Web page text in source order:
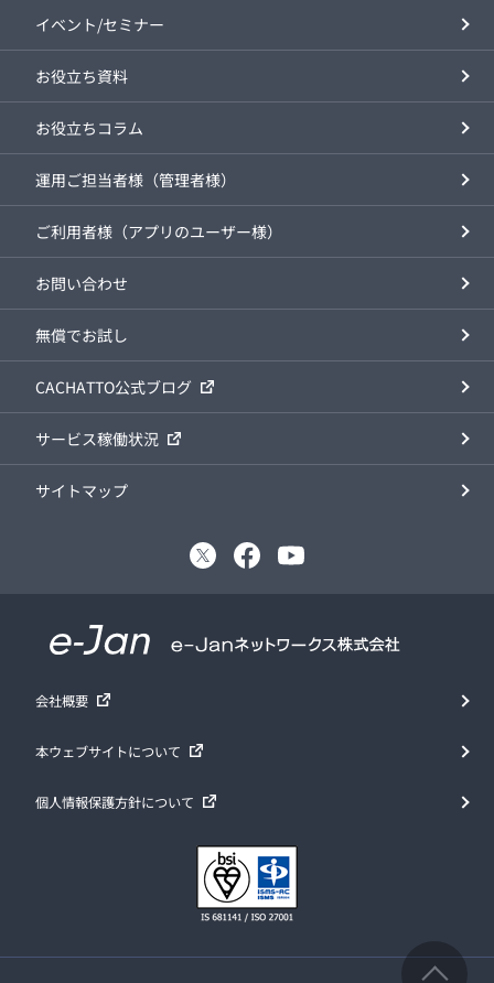
イベント/セミナー
お役立ち資料
お役立ちコラム
運用ご担当者様（管理者様）
ご利用者様（アプリのユーザー様）
お問い合わせ
無償でお試し
CACHATTO公式ブログ
サービス稼働状況
サイトマップ
会社概要
本ウェブサイトについて
個人情報保護方針について